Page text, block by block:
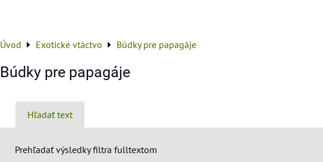
Úvod Exotické vtáctvo Búdky pre papagáje
Búdky pre papagáje
Hľadať text
Prehľadať výsledky filtra fulltextom